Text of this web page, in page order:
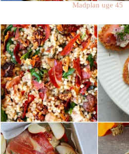
Madplan uge 45